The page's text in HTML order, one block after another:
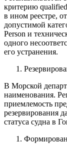
критерию qualified
в ином реестре,
допустимой
Person и
одного
его устранения.
В Морской
наименования.
приемлемость
резервирования
статуса судна в